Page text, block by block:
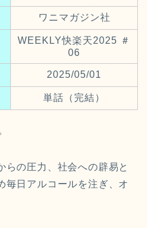
ワニマガジン社
WEEKLY快楽天2025 ＃
06
2025/05/01
単話（完結）
らの圧力、社会への辟易と
毎日アルコールを注ぎ、オ